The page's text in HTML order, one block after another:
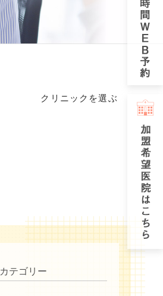
クリニックを選ぶ
カテゴリー